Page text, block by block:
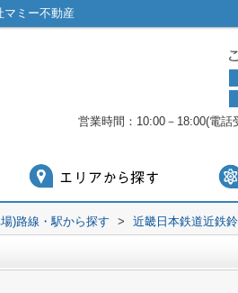
マミー不動産
営業時間：10:00－18:00(電
)路線・駅から探す > 近畿日本鉄道近鉄